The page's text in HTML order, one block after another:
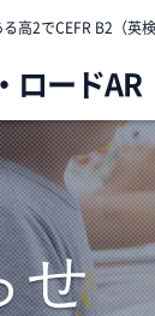
高2でCEFR B2（英
ロードAR
せ